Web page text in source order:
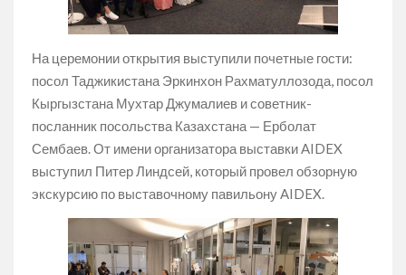
На церемонии открытия выступили почетные гости:
посол Таджикистана Эркинхон Рахматуллозода, посол
Кыргызстана Мухтар Джумалиев и советник-
посланник посольства Казахстана — Ерболат
Сембаев. От имени организатора выставки AIDEX
выступил Питер Линдсей, который провел обзорную
экскурсию по выставочному павильону AIDEX.